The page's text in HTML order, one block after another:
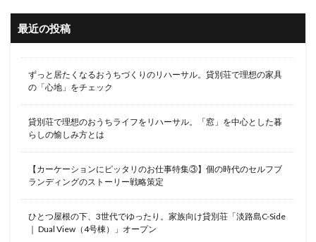
最近の投稿
ずっと居たくなるおうちづくりのリハーサル。貸別荘で理想の家具
の「心地」をチェック
貸別荘で理想のおうちライフをリハーサル。「窓」を中心とした暮
らしの愉しみ方とは
【カーケーションにピッタリのお仕事特集③】個の時代のセルフブ
ランディングのストーリー戦略策定
ひとつ屋根の下、3世代でゆったり。家族向け貸別荘「淡路島C-Side
｜ Dual View（4号棟）」オープン